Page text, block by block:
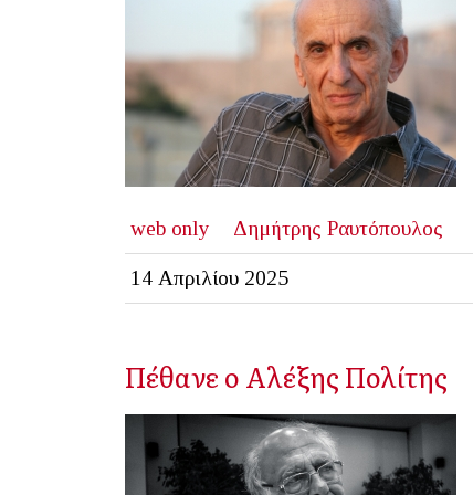
web only Δημήτρης Ραυτόπουλος
14 Απριλίου 2025
Πέθανε ο Αλέξης Πολίτης